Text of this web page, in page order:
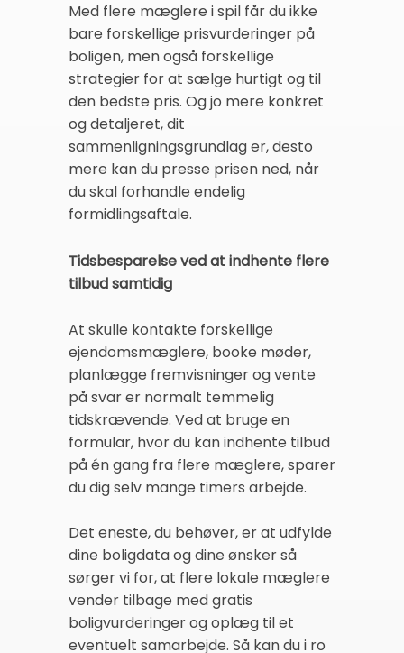
Med flere mæglere i spil får du ikke
bare forskellige prisvurderinger på
boligen, men også forskellige
strategier for at sælge hurtigt og til
den bedste pris. Og jo mere konkret
og detaljeret, dit
sammenligningsgrundlag er, desto
mere kan du presse prisen ned, når
du skal forhandle endelig
formidlingsaftale.
Tidsbesparelse ved at indhente flere
tilbud samtidig
At skulle kontakte forskellige
ejendomsmæglere, booke møder,
planlægge fremvisninger og vente
på svar er normalt temmelig
tidskrævende. Ved at bruge en
formular, hvor du kan indhente tilbud
på én gang fra flere mæglere, sparer
du dig selv mange timers arbejde.
Det eneste, du behøver, er at udfylde
dine boligdata og dine ønsker så
sørger vi for, at flere lokale mæglere
vender tilbage med gratis
boligvurderinger og oplæg til et
eventuelt samarbejde. Så kan du i ro